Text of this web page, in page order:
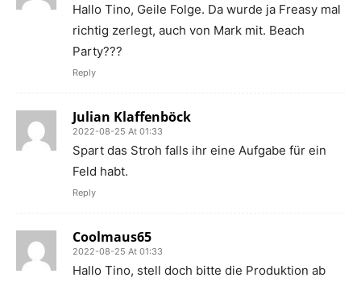
Hallo Tino, Geile Folge. Da wurde ja Freasy mal
richtig zerlegt, auch von Mark mit. Beach
Party???
Reply
Julian Klaffenböck
2022-08-25 At 01:33
Spart das Stroh falls ihr eine Aufgabe für ein
Feld habt.
Reply
Coolmaus65
2022-08-25 At 01:33
Hallo Tino, stell doch bitte die Produktion ab